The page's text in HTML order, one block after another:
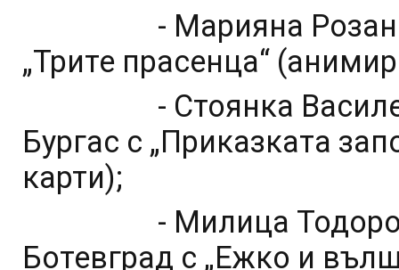
- Марияна Розанова
„Трите прасенца“
- Стоянка Василева
Бургас с „Приказката
карти);
- Милица Тодорова
Ботевград с „Ежко и